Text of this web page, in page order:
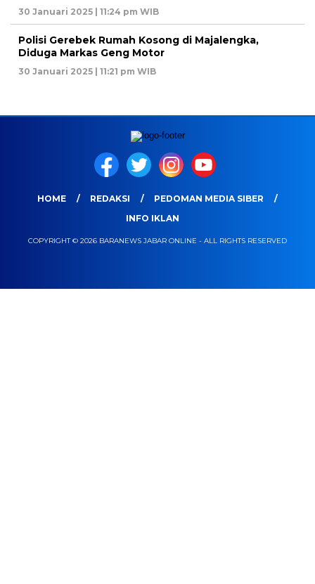
30 Januari 2025 | 11:24 pm WIB
Polisi Gerebek Rumah Kosong di Majalengka,
Diduga Markas Geng Motor
30 Januari 2025 | 11:21 pm WIB
HOME REDAKSI
PEDOMAN MEDIA SIBER
INFO IKLAN
COPYRIGHT © 2026 BARANEWS JABAR ONLINE - ALL RIGHTS RESERVED